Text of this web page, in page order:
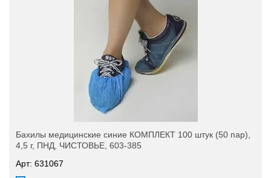
Бахилы медицинские синие КОМПЛЕКТ 100 штук (50 пар),
4,5 г, ПНД, ЧИСТОВЬЕ, 603-385
Арт: 631067